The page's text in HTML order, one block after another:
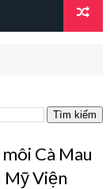
Cà Mau
Mỹ Viện